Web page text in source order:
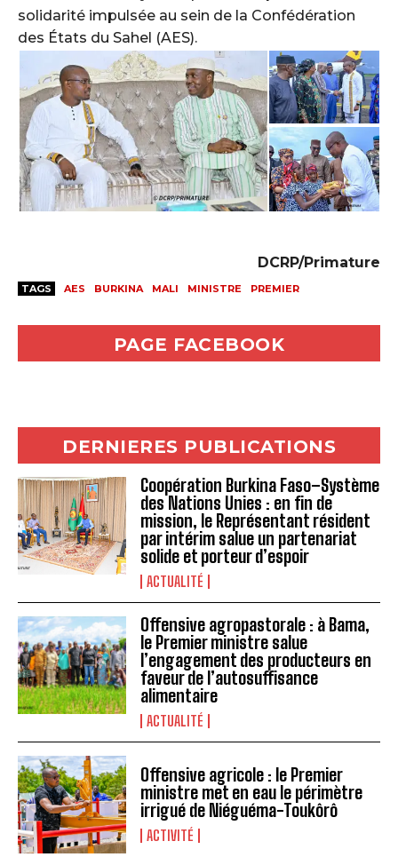
solidarité impulsée au sein de la Confédération
des États du Sahel (AES).
DCRP/Primature
TAGS AES BURKINA MALI MINISTRE PREMIER
PAGE FACEBOOK
DERNIERES PUBLICATIONS
Coopération Burkina Faso–Système
des Nations Unies : en fin de
mission, le Représentant résident
par intérim salue un partenariat
solide et porteur d’espoir
ACTUALITÉ
Offensive agropastorale : à Bama,
le Premier ministre salue
l’engagement des producteurs en
faveur de l’autosuffisance
alimentaire
ACTUALITÉ
Offensive agricole : le Premier
ministre met en eau le périmètre
irrigué de Niéguéma-Toukôrô
ACTIVITÉ